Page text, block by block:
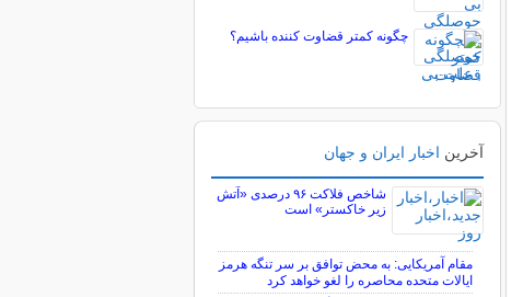
چگونه کمتر قضاوت کننده باشیم؟
آخرین اخبار ایران و جهان
شاخص فلاکت ۹۶ درصدی «آتش
زیر خاکستر» است
مقام آمریکایی: به محض توافق بر سر تنگه هرمز
ایالات متحده محاصره را لغو خواهد کرد